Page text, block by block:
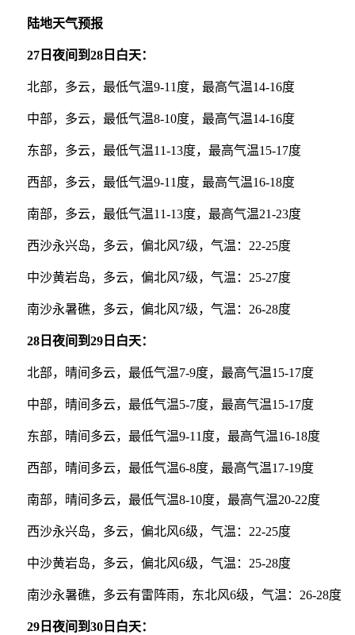
陆地天气预报
27日夜间到28日白天：
北部，多云，最低气温9-11度，最高气温14-16度
中部，多云，最低气温8-10度，最高气温14-16度
东部，多云，最低气温11-13度，最高气温15-17度
西部，多云，最低气温9-11度，最高气温16-18度
南部，多云，最低气温11-13度，最高气温21-23度
西沙永兴岛，多云，偏北风7级，气温：22-25度
中沙黄岩岛，多云，偏北风7级，气温：25-27度
南沙永暑礁，多云，偏北风7级，气温：26-28度
28日夜间到29日白天：
北部，晴间多云，最低气温7-9度，最高气温15-17度
中部，晴间多云，最低气温5-7度，最高气温15-17度
东部，晴间多云，最低气温9-11度，最高气温16-18度
西部，晴间多云，最低气温6-8度，最高气温17-19度
南部，晴间多云，最低气温8-10度，最高气温20-22度
西沙永兴岛，多云，偏北风6级，气温：22-25度
中沙黄岩岛，多云，偏北风6级，气温：25-28度
南沙永暑礁，多云有雷阵雨，东北风6级，气温：26-28度
29日夜间到30日白天：